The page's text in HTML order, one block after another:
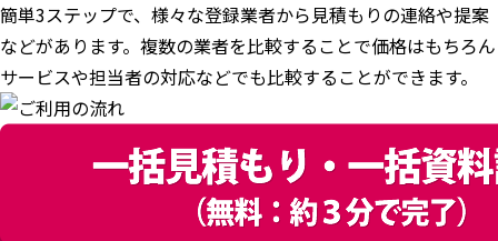
簡単3ステップで、様々な登録業者から見積もりの連絡や提案
などがあります。複数の業者を比較することで価格はもちろん
サービスや担当者の対応などでも比較することができます。